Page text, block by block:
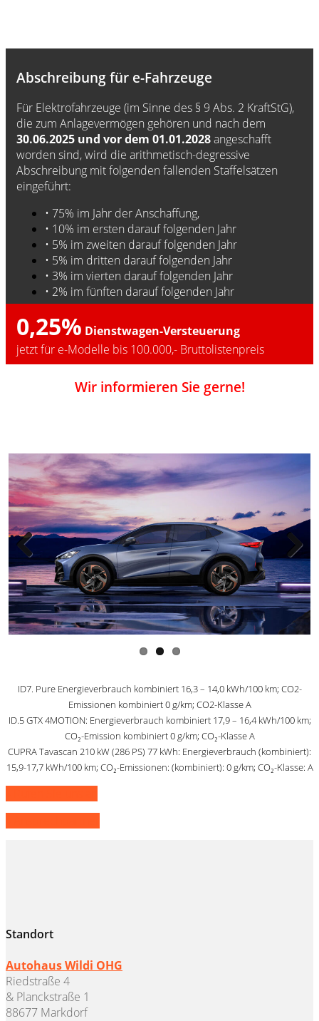
Abschreibung für e-Fahrzeuge
Für Elektrofahrzeuge (im Sinne des § 9 Abs. 2 KraftStG),
die zum Anlagevermögen gehören und nach dem
30.06.2025 und vor dem 01.01.2028angeschafft
worden sind, wird die arithmetisch-degressive
Abschreibung mit folgenden fallenden Staffelsätzen
eingeführt:
• 75% im Jahr der Anschaffung,
• 10% im ersten darauf folgenden Jahr
• 5% im zweiten darauf folgenden Jahr
• 5% im dritten darauf folgenden Jahr
• 3% im vierten darauf folgenden Jahr
• 2% im fünften darauf folgenden Jahr
0,25% Dienstwagen-Versteuerung
jetzt für e-Modelle bis 100.000,- Bruttolistenpreis
Wir informieren Sie gerne!
Previous Next
ID7. Pure Energieverbrauch kombiniert 16,3 – 14,0 kWh/100 km; CO2-
Emissionen kombiniert 0 g/km; CO2-Klasse A
ID.5 GTX4MOTION: Energieverbrauch kombiniert 17,9 – 16,4 kWh/100 km;
CO₂-Emission kombiniert 0 g/km; CO₂-Klasse A
CUPRA Tavascan 210 kW (286 PS) 77 kWh: Energieverbrauch (kombiniert):
15,9-17,7 kWh/100 km; CO₂-Emissionen: (kombiniert): 0 g/km; CO₂-Klasse: A
Standort
Autohaus Wildi OHG
Riedstraße 4
& Planckstraße 1
88677 Markdorf